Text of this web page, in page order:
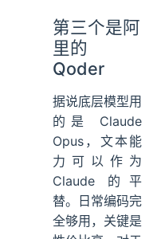
第三个是阿
里的
Qoder
据说底层模型用
的是 Claude
Opus，文本能
力可以作为
Claude 的平
替。日常编码完
全够用，关键是